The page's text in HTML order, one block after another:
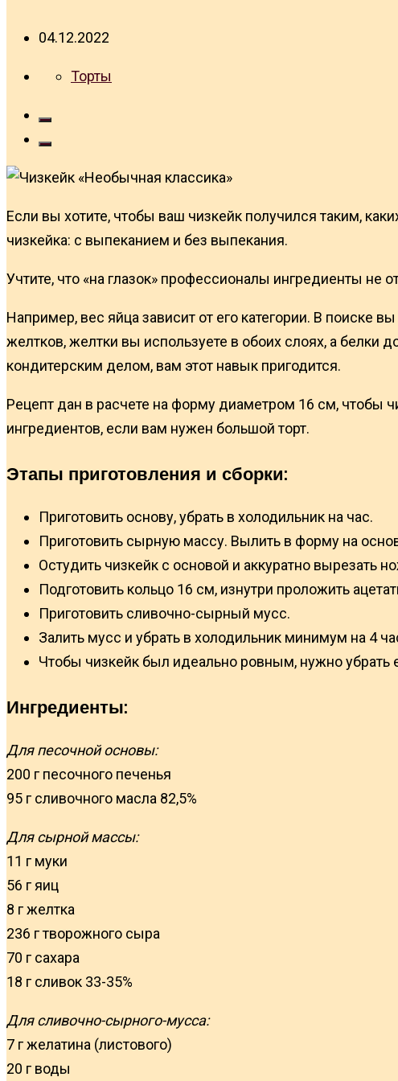
04.12.2022
Торты
Если вы хотите, чтобы ваш чизкейк получился таким,
чизкейка: с выпеканием и без выпекания.
Учтите, что «на глазок» профессионалы ингредиенты не
Например, вес яйца зависит от его категории. В поиске
желтков, желтки вы используете в обоих слоях, а белки
кондитерским делом, вам этот навык пригодится.
Рецепт дан в расчете на форму диаметром 16 см, чтобы
ингредиентов, если вам нужен большой торт.
Этапы приготовления и сборки:
Приготовить основу, убрать в холодильник на час.
Приготовить сырную массу. Вылить в форму на
Остудить чизкейк с основой и аккуратно вырезать
Подготовить кольцо 16 см, изнутри проложить
Приготовить сливочно-сырный мусс.
Залить мусс и убрать в холодильник минимум на 4
Чтобы чизкейк был идеально ровным, нужно убрать
Ингредиенты:
Для песочной основы:
200 г песочного печенья
95 г cливочного масла 82,5%
Для сырной массы:
11 г муки
56 г яиц
8 г желтка
236 г творожного сыра
70 г сахара
18 г сливок 33-35%
Для сливочно-сырного-мусса:
7 г желатина (листового)
20 г воды